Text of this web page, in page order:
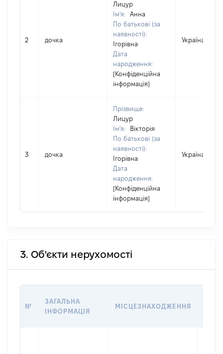
2 дочка
Лицур
Ім'я:
Анна
По батькові (за
наявності):
Ігорівна
Дата
народження:
[Конфіденційна
інформація]
Україна
3 дочка
Прізвище:
Лицур
Ім'я:
Вікторія
По батькові (за
наявності):
Ігорівна
Дата
народження:
[Конфіденційна
інформація]
Україна
3. Об'єкти нерухомості
№
ЗАГАЛЬНА
ІНФОРМАЦІЯ
МІСЦЕЗНАХОДЖЕННЯ